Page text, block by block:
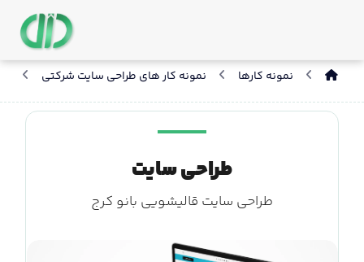
نمونه کارها نمونه کار های طراحی سایت شرکتی
طراحی سایت
طراحی سایت قالیشویی بانو کرج